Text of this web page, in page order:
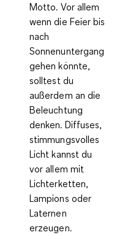
Motto. Vor allem
wenn die Feier bis
nach
Sonnenuntergang
gehen könnte,
solltest du
außerdem an die
Beleuchtung
denken. Diffuses,
stimmungsvolles
Licht kannst du
vor allem mit
Lichterketten,
Lampions oder
Laternen
erzeugen.